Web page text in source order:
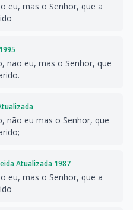
eu, mas o Senhor, que a
não eu, mas o Senhor, que
não eu mas o Senhor, que
Atualizada 1987
eu, mas o Senhor, que a